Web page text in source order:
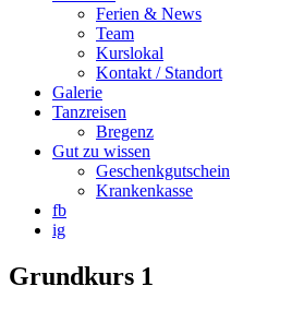
Ferien & News
Team
Kurslokal
Kontakt / Standort
Galerie
Tanzreisen
Bregenz
Gut zu wissen
Geschenkgutschein
Krankenkasse
fb
ig
Grundkurs 1